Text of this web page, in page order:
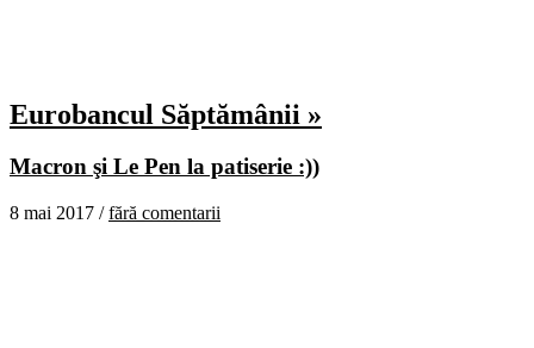
Eurobancul Săptămânii »
Macron şi Le Pen la patiserie :))
8 mai 2017 /fără comentarii